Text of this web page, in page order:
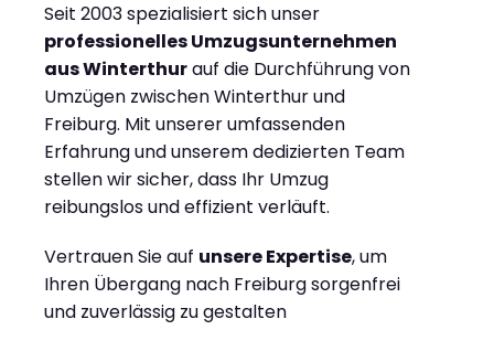
Seit 2003 spezialisiert sich unser
professionelles Umzugsunternehmen
aus Winterthurauf die Durchführung von
Umzügen zwischen Winterthur und
Freiburg. Mit unserer umfassenden
Erfahrung und unserem dedizierten Team
stellen wir sicher, dass Ihr Umzug
reibungslos und effizient verläuft.
Vertrauen Sie auf unsere Expertise, um
Ihren Übergang nach Freiburg sorgenfrei
und zuverlässig zu gestalten